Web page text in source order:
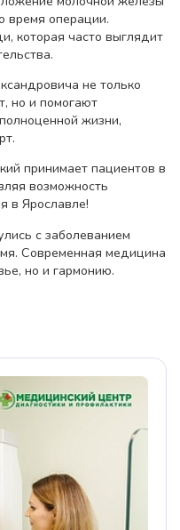
время операции.
которая часто выглядит
не только
но и помогают
жизни,
принимает пациентов в
возможность
в Ярославле!
с заболеванием
Современная медицина
но и гармонию.